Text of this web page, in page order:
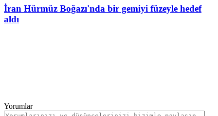
İran Hürmüz Boğazı'nda bir gemiyi füzeyle hedef
aldı
Yorumlar